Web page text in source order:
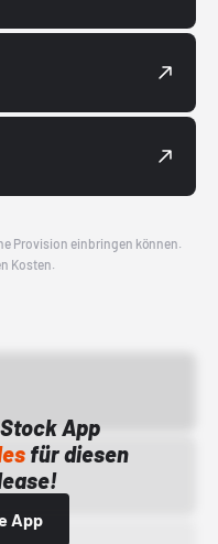
Provision einbringen können.
Kosten.
App
für diesen
App